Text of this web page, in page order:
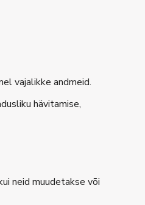
vajalikke andmeid.
hävitamise,
neid muudetakse või